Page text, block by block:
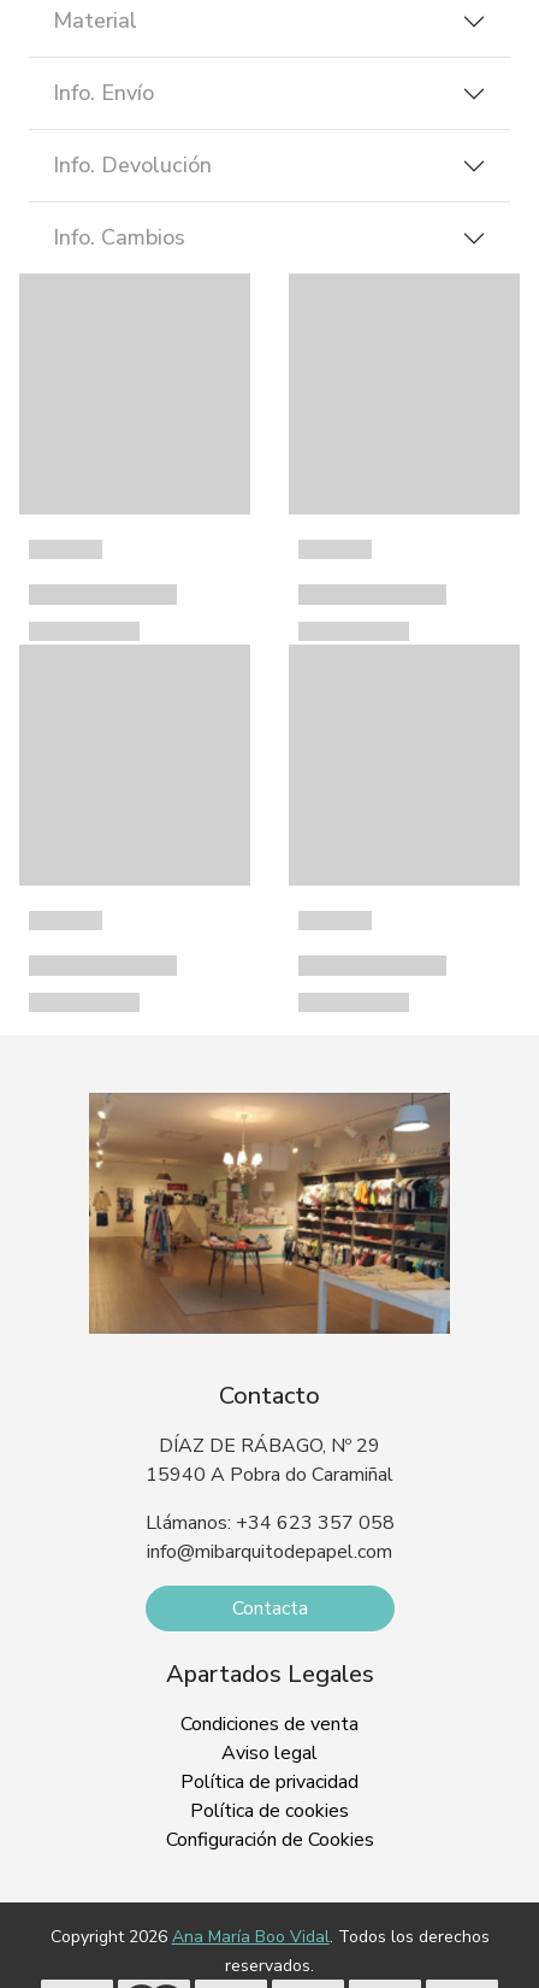
Material
Info. Envío
Info. Devolución
Info. Cambios
Contacto
DÍAZ DE RÁBAGO, Nº 29
15940 A Pobra do Caramiñal
Llámanos: +34 623 357 058
info@mibarquitodepapel.com
Contacta
Apartados Legales
Condiciones de venta
Aviso legal
Política de privacidad
Política de cookies
Configuración de Cookies
Copyright 2026 Ana María Boo Vidal. Todos los derechos
reservados.